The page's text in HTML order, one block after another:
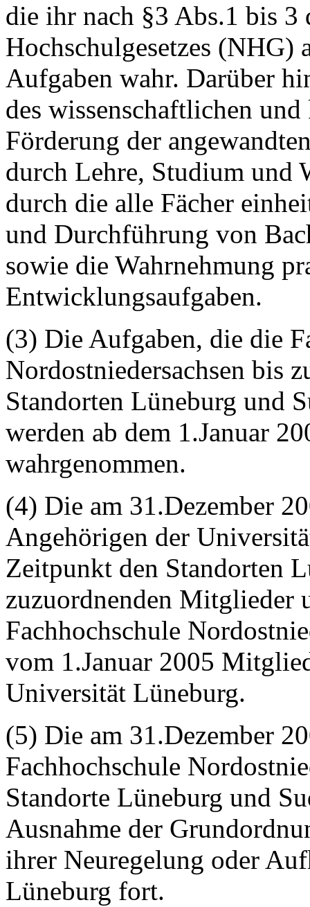
die ihr nach §3 Abs.1 bis 3
Hochschulgesetzes (NHG)
Aufgaben wahr. Darüber
des wissenschaftlichen
Förderung der
durch Lehre, Studium und
durch die alle Fächer
und Durchführung von
sowie die Wahrnehmung
Entwicklungsaufgaben.
(3) Die Aufgaben, die die
Nordostniedersachsen bis
Standorten Lüneburg und
werden ab dem 1.Januar
wahrgenommen.
(4) Die am 31.Dezember
Angehörigen der
Zeitpunkt den Standorten
zuzuordnenden Mitglieder
Fachhochschule
vom 1.Januar 2005
Universität Lüneburg.
(5) Die am 31.Dezember
Fachhochschule
Standorte Lüneburg und
Ausnahme der
ihrer Neuregelung oder
Lüneburg fort.